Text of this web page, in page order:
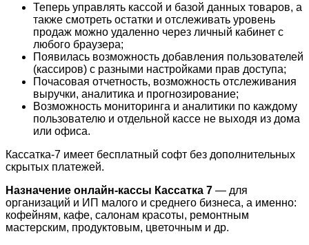
Теперь управлять кассой и базой данных товаров, а
также смотреть остатки и отслеживать уровень
продаж можно удаленно через личный кабинет с
любого браузера;
Появилась возможность добавления пользователей
(кассиров) с разными настройками прав доступа;
Почасовая отчетность, возможность отслеживания
выручки, аналитика и прогнозирование;
Возможность мониторинга и аналитики по каждому
пользователю и отдельной кассе не выходя из дома
или офиса.
Кассатка-7 имеет бесплатный софт без дополнительных
скрытых платежей.
Назначение онлайн-кассы Кассатка 7 — для
организаций и ИП малого и среднего бизнеса, а именно:
кофейням, кафе, салонам красоты, ремонтным
мастерским, продуктовым, цветочным и др.